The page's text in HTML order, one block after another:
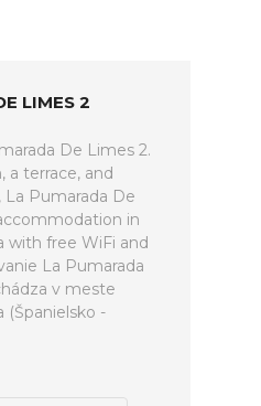
LIMES 2
De Limes 2.
a terrace, and
La Pumarada De
in
with free WiFi and
La Pumarada
v meste
(Španielsko -